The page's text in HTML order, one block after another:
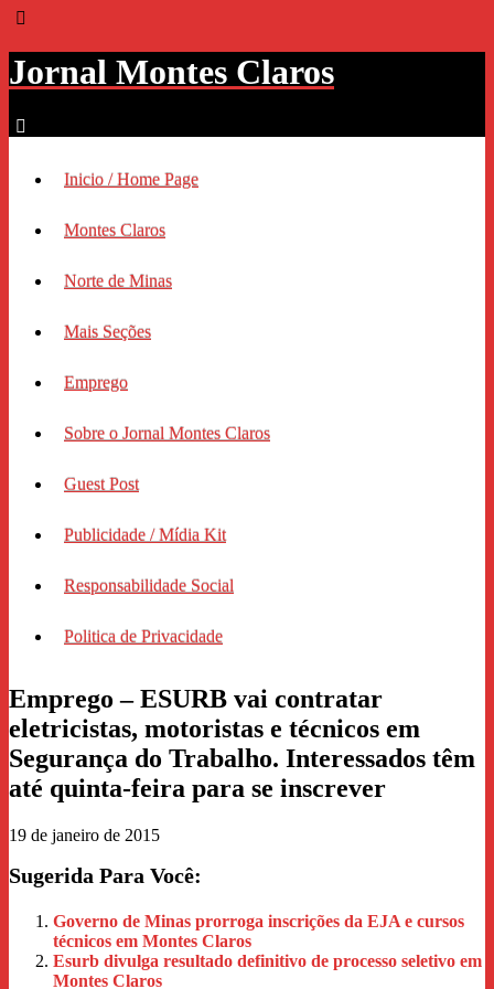
Jornal Montes Claros
Inicio / Home Page
Montes Claros
Norte de Minas
Mais Seções
Emprego
Sobre o Jornal Montes Claros
Guest Post
Publicidade / Mídia Kit
Responsabilidade Social
Politica de Privacidade
Emprego – ESURB vai contratar
eletricistas, motoristas e técnicos em
Segurança do Trabalho. Interessados têm
19 de janeiro de 2015
Sugerida Para Você:
Governo de Minas prorroga inscrições da EJA e cursos
técnicos em Montes Claros
Esurb divulga resultado definitivo de processo seletivo em
Montes Claros